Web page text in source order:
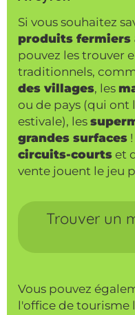
Si vous souhaitez
produits fermiers
pouvez les trouver
traditionnels,
des villages, les
ou de pays (qui ont
estivale), les
grandes surfaces
circuits-courts et
vente jouent le jeu
Trouver un
Vous pouvez
l'office de tourisme